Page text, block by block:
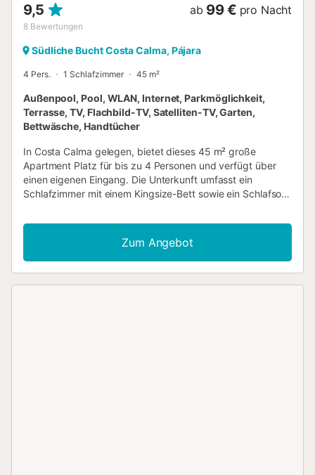
9,5
8 Bewertungen
ab 99 € pro Nacht
Südliche Bucht Costa Calma, Pájara
4 Pers. 1 Schlafzimmer 45 m²
Außenpool, Pool, WLAN, Internet, Parkmöglichkeit,
Terrasse, TV, Flachbild-TV, Satelliten-TV, Garten,
Bettwäsche, Handtücher
In Costa Calma gelegen, bietet dieses 45 m² große
Apartment Platz für bis zu 4 Personen und verfügt über
einen eigenen Eingang. Die Unterkunft umfasst ein
Schlafzimmer mit einem Kingsize-Bett sowie ein Schlafsofa
Familien oder kleine Gruppen bietet. Der Innenbereich
umfasst eine voll ausgestattete Küche mit Geschirrspüler,
Mikrowelle, Toaster und Kühlschrank sowie ein eigenes
Bad mit Dusche und Haartrockner. Zur Ausstattung
Zum Angebot